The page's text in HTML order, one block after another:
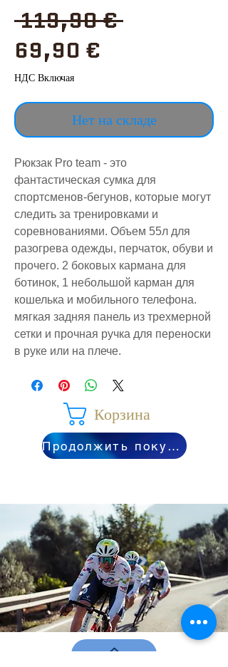
119,90 € Обычная
69,90 €
НДС Включая
Нет на складе
Рюкзак Pro team - это
фантастическая сумка для
спортсменов-бегунов, которые могут
следить за тренировками и
соревнованиями. Объем 55л для
разогрева одежды, перчаток, обуви и
прочего. 2 боковых кармана для
ботинок, 1 небольшой карман для
кошелька и мобильного телефона.
мягкая задняя панель из трехмерной
сетки и прочная ручка для переноски
в руке или на плече.
Корзина
Продолжить покупки